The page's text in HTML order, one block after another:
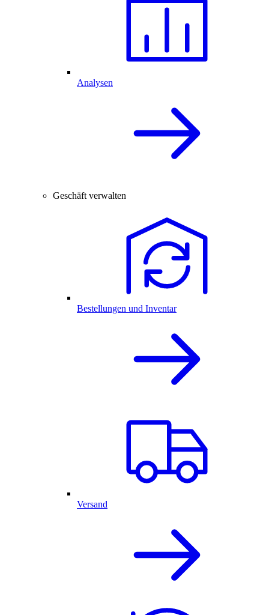
Analysen
Geschäft verwalten
Bestellungen und Inventar
Versand